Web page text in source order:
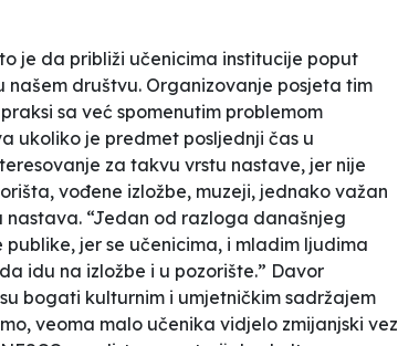
je da približi učenicima institucije poput
društvu. Organizovanje posjeta tim
sa već spomenutim problemom
ukoliko je predmet posljednji čas u
za takvu vrstu nastave, jer nije
vođene izložbe, muzeji, jednako važan
“Jedan od razloga današnjeg
jer se učenicima, i mladim ljudima
idu na izložbe i u pozorište.” Davor
bogati kulturnim i umjetničkim sadržajem
veoma malo učenika vidjelo zmijanjski vez